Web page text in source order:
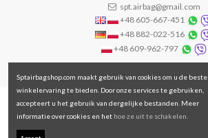
spt.airbag@gmail.com
+48 605-667-451
+48 882-022-516
+48 609-962-797
Sptairbagshop.com maakt gebruik van cookies om u de beste
winkelervaring te bieden. Door onze services te gebruiken,
accepteert u het gebruik van dergelijke bestanden. Meer
informatie over cookies en het hoe ze uit te schakelen.